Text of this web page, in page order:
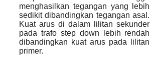
menghasilkan tegangan yang lebih
sedikit dibandingkan tegangan asal.
Kuat arus di dalam lilitan sekunder
pada trafo step down lebih rendah
dibandingkan kuat arus pada lilitan
primer.